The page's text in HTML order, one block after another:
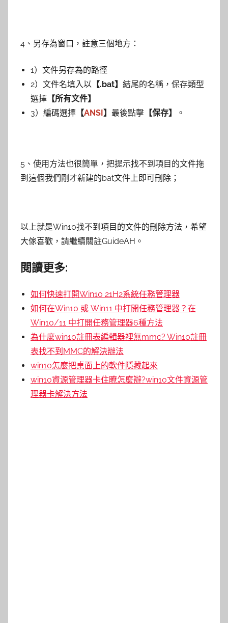
4、另存為窗口，註意三個地方：
1）文件另存為的路徑
2）文件名填入以 【.bat】 結尾的名稱，保存類型
選擇 【所有文件】
3）編碼選擇 【ANSI】 最後點擊 【保存】 。
5、使用方法也很簡單，把提示找不到項目的文件拖
到這個我們剛才新建的bat文件上即可刪除；
以上就是Win10找不到項目的文件的刪除方法，希望
大傢喜歡，請繼續關註GuideAH。
閱讀更多:
如何快速打開Win10 21H2系統任務管理器
如何在Win10 或 Win11 中打開任務管理器？在
Win10/11 中打開任務管理器6種方法
為什麼win10註冊表編輯器裡無mmc? Win10註冊
表找不到MMC的解決辦法
win10怎麼把桌面上的軟件隱藏起來
win10資源管理器卡住瞭怎麼辦?win10文件資源管
理器卡解決方法